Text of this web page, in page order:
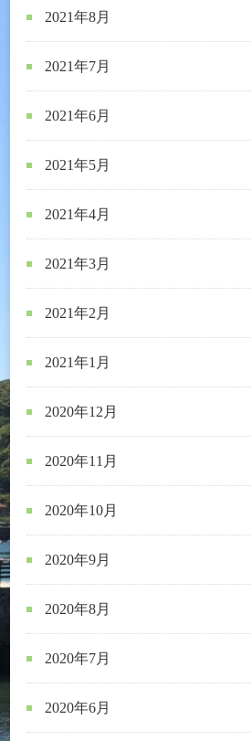
2021年8月
2021年7月
2021年6月
2021年5月
2021年4月
2021年3月
2021年2月
2021年1月
2020年12月
2020年11月
2020年10月
2020年9月
2020年8月
2020年7月
2020年6月